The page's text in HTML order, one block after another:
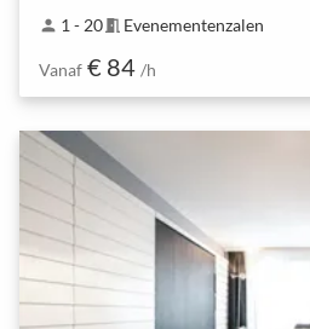
person 1 - 20meeting_room Evenementenzalen
Vanaf € 84 /h